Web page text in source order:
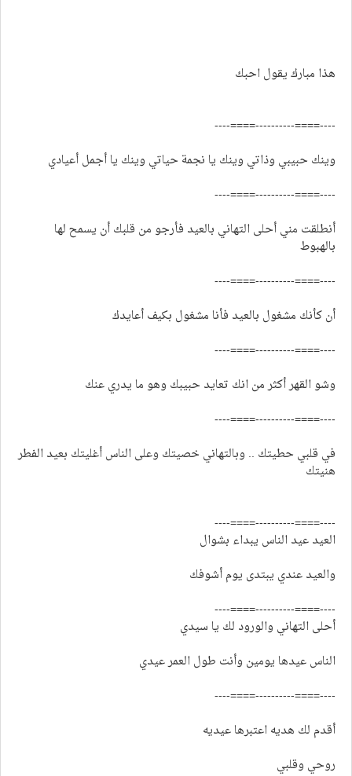
هذا مبارك يقول احبك
----====----------====----
وينك حبيبي وذاتي وينك يا نجمة حياتي وينك يا أجمل أعيادي
----====----------====----
أنطلقت مني أحلى التهاني بالعيد فأرجو من قلبك أن يسمح لها
بالهبوط
----====----------====----
أن كأنك مشغول بالعيد فأنا مشغول بكيف أعايدك
----====----------====----
وشو القهر أكثر من انك تعايد حبيبك وهو ما يدري عنك
----====----------====----
في قلبي حطيتك .. وبالتهاني خصيتك وعلى الناس أغليتك بعيد الفطر
هنيتك
----====----------====----
العيد عيد الناس يبداء بشوال
والعيد عندي يبتدى يوم أشوفك
----====----------====----
أحلى التهاني والورود لك يا سيدي
الناس عيدها يومين وأنت طول العمر عيدي
----====----------====----
أقدم لك هديه اعتبرها عيديه
روحي وقلبي